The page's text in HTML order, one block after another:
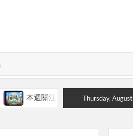
本週關注 慈愛的神Thursday,